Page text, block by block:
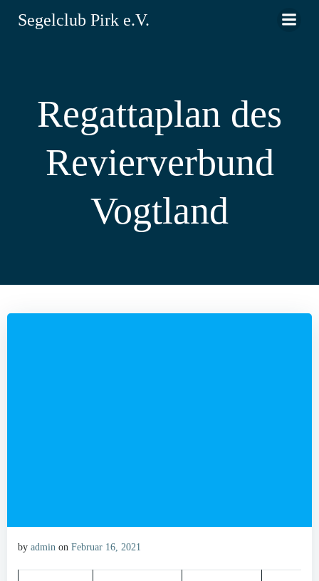
Segelclub Pirk e.V.
Regattaplan des
Revierverbund
Vogtland
by admin on Februar 16, 2021